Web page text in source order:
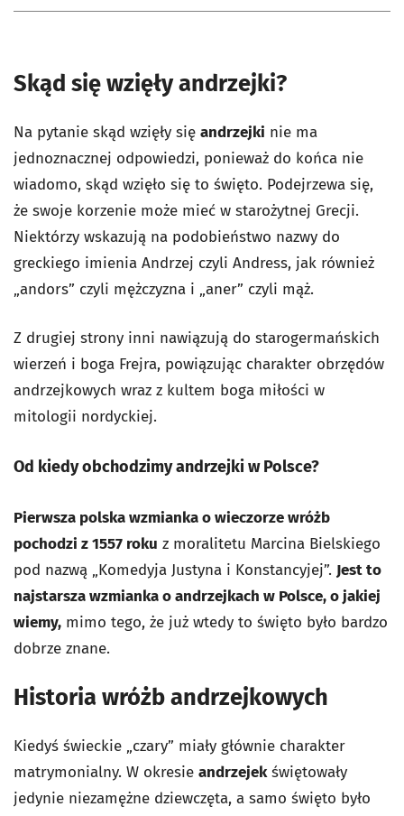
Skąd się wzięły andrzejki?
Na pytanie skąd wzięły się andrzejki nie ma
jednoznacznej odpowiedzi, ponieważ do końca nie
wiadomo, skąd wzięło się to święto. Podejrzewa się,
że swoje korzenie może mieć w starożytnej Grecji.
Niektórzy wskazują na podobieństwo nazwy do
greckiego imienia Andrzej czyli Andress, jak również
„andors” czyli mężczyzna i „aner” czyli mąż.
Z drugiej strony inni nawiązują do starogermańskich
wierzeń i boga Frejra, powiązując charakter obrzędów
andrzejkowych wraz z kultem boga miłości w
mitologii nordyckiej.
Od kiedy obchodzimy andrzejki w Polsce?
Pierwsza polska wzmianka o wieczorze wróżb
pochodzi z 1557 roku z moralitetu Marcina Bielskiego
pod nazwą „Komedyja Justyna i Konstancyjej”. Jest to
najstarsza wzmianka o andrzejkach w Polsce, o jakiej
wiemy, mimo tego, że już wtedy to święto było bardzo
dobrze znane.
Historia wróżb andrzejkowych
Kiedyś świeckie „czary” miały głównie charakter
matrymonialny. W okresie andrzejekświętowały
jedynie niezamężne dziewczęta, a samo święto było